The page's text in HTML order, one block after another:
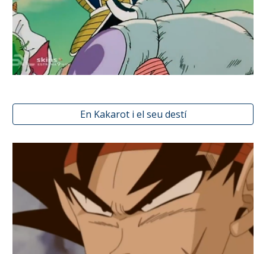
En Kakarot i el seu destí